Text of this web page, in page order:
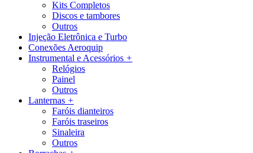
Kits Completos
Discos e tambores
Outros
Injeção Eletrônica e Turbo
Conexões Aeroquip
Instrumental e Acessórios +
Relógios
Painel
Outros
Lanternas +
Faróis dianteiros
Faróis traseiros
Sinaleira
Outros